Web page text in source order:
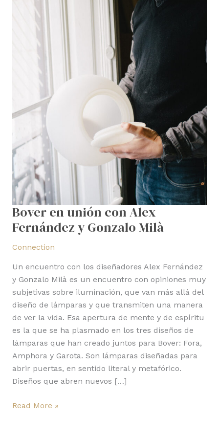
Bover en unión con Alex
Fernández y Gonzalo Milà
Connection
Un encuentro con los diseñadores Alex Fernández
y Gonzalo Milà es un encuentro con opiniones muy
subjetivas sobre iluminación, que van más allá del
diseño de lámparas y que transmiten una manera
de ver la vida. Esa apertura de mente y de espíritu
es la que se ha plasmado en los tres diseños de
lámparas que han creado juntos para Bover: Fora,
Amphora y Garota. Son lámparas diseñadas para
abrir puertas, en sentido literal y metafórico.
Diseños que abren nuevos […]
Read More »